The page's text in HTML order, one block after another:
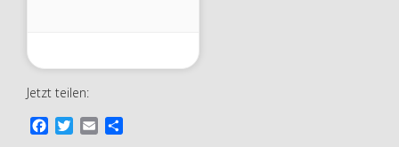
Jetzt teilen:
F
T
E